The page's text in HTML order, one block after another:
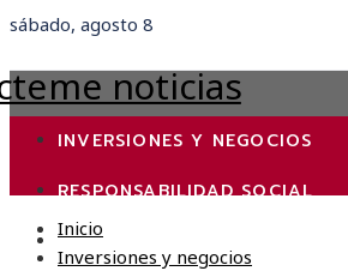
sábado, agosto 8
INVERSIONES Y NEGOCIOS
RESPONSABILIDAD SOCIAL
CIENCIA Y TECNOLOGÍA
Inicio
Inversiones y negocios